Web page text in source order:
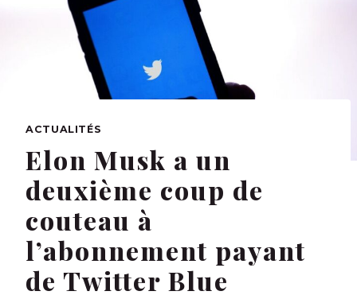
ACTUALITÉS
Elon Musk a un
deuxième coup de
couteau à
l’abonnement payant
de Twitter Blue